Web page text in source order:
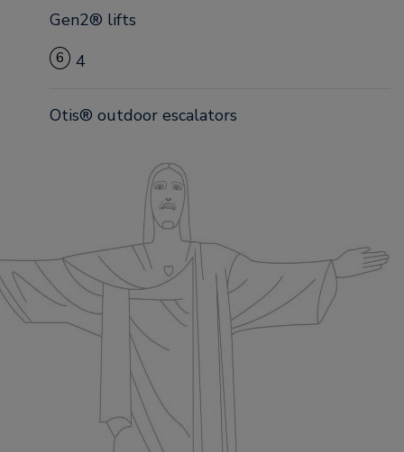
Gen2® lifts
6 4
Otis® outdoor escalators